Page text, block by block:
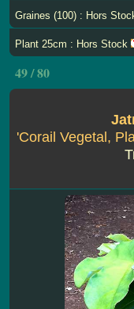
Graines (100) : Hors
Plant 25cm : Hors Stock
49 / 80
'Corail Vegetal,